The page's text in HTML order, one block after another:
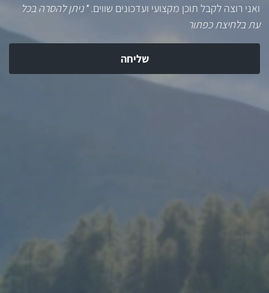
ואני רוצה לקבל תוכן מקצועי ועדכונים שווים.*ניתן להסרה בכל
עת בלחיצת כפתור
שליחה